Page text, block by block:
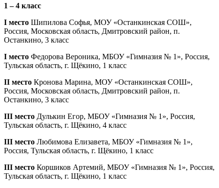
1 – 4 класс
I место Шипилова Софья, МОУ «Останкинская СОШ»,
Россия, Московская область, Дмитровский район, п.
Останкино, 3 класс
I место Федорова Вероника, МБОУ «Гимназия № 1», Россия,
Тульская область, г. Щёкино, 1 класс
II место Кронова Марина, МОУ «Останкинская СОШ»,
Россия, Московская область, Дмитровский район, п.
Останкино, 3 класс
III место Дулькин Егор, МБОУ «Гимназия № 1», Россия,
Тульская область, г. Щёкино, 4 класс
III место Любимова Елизавета, МБОУ «Гимназия № 1»,
Россия, Тульская область, г. Щёкино, 1 класс
III место Коршиков Артемий, МБОУ «Гимназия № 1», Россия,
Тульская область, г. Щёкино, 1 класс